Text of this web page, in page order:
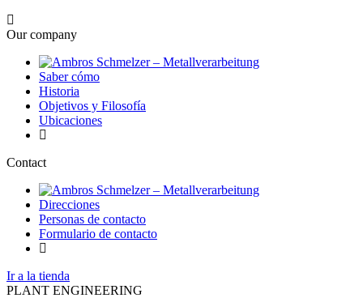
Our company
Saber cómo
Historia
Objetivos y Filosofía
Ubicaciones
Contact
Direcciones
Personas de contacto
Formulario de contacto
Ir a la tienda
PLANT ENGINEERING